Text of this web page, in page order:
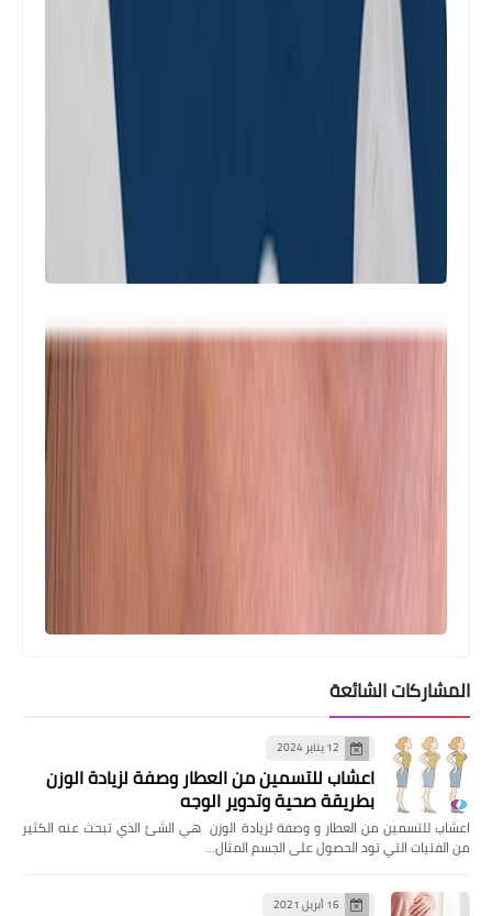
المشاركات الشائعة
12 يناير 2024
اعشاب للتسمين من العطار وصفة لزيادة الوزن
بطريقة صحية وتدوير الوجه
اعشاب للتسمين من العطار و وصفة لزيادة الوزن هي الشئ الذي تبحث عنه الكثير
من الفتيات التي تود الحصول على الجسم المثال…
16 أبريل 2021